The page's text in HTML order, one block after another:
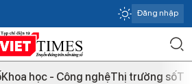
Đăng nhập
Khoa học - Công nghệThị trường số